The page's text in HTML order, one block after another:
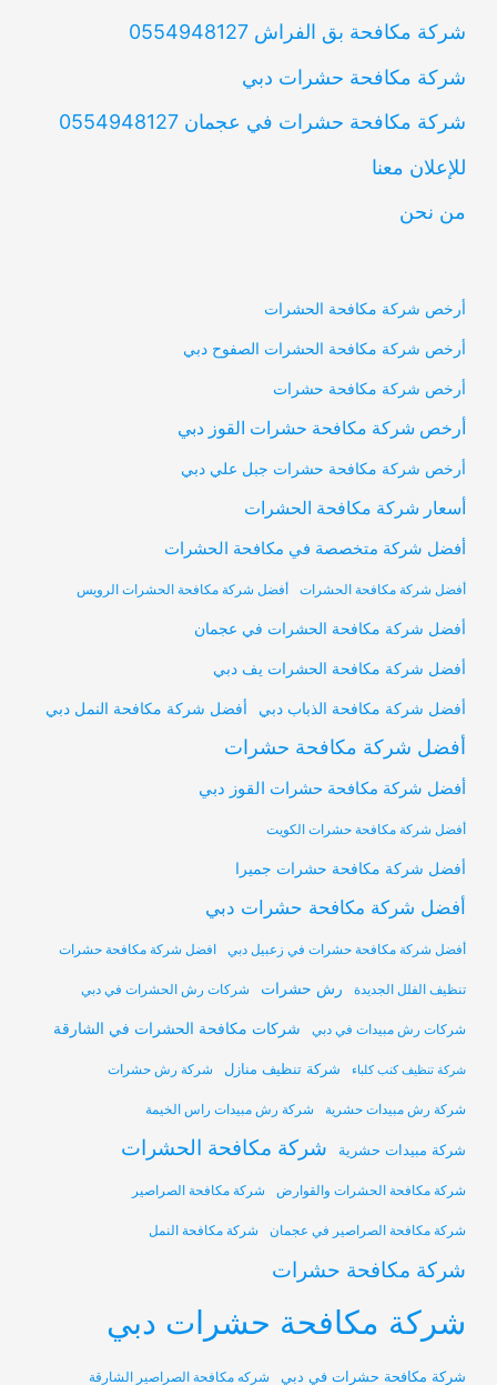
شركة مكافحة بق الفراش 0554948127
شركة مكافحة حشرات دبي
شركة مكافحة حشرات في عجمان 0554948127
للإعلان معنا
من نحن
أرخص شركة مكافحة الحشرات
أرخص شركة مكافحة الحشرات الصفوح دبي
أرخص شركة مكافحة حشرات
أرخص شركة مكافحة حشرات القوز دبي
أرخص شركة مكافحة حشرات جبل علي دبي
أسعار شركة مكافحة الحشرات
أفضل شركة متخصصة في مكافحة الحشرات
أفضل شركة مكافحة الحشرات أفضل شركة مكافحة الحشرات الرويس
أفضل شركة مكافحة الحشرات في عجمان
أفضل شركة مكافحة الحشرات يف دبي
أفضل شركة مكافحة الذباب دبي أفضل شركة مكافحة النمل دبي
أفضل شركة مكافحة حشرات
أفضل شركة مكافحة حشرات القوز دبي
أفضل شركة مكافحة حشرات الكويت
أفضل شركة مكافحة حشرات جميرا
أفضل شركة مكافحة حشرات دبي
أفضل شركة مكافحة حشرات في زعبيل دبي افضل شركة مكافحة حشرات
تنظيف الفلل الجديدة رش حشرات شركات رش الحشرات في دبي
شركات رش مبيدات في دبي شركات مكافحة الحشرات في الشارقة
شركة تنظيف كنب كلباء شركة تنظيف منازل شركة رش حشرات
شركة رش مبيدات حشرية شركة رش مبيدات راس الخيمة
شركة مبيدات حشرية شركة مكافحة الحشرات
شركة مكافحة الحشرات والقوارض شركة مكافحة الصراصير
شركة مكافحة الصراصير في عجمان شركة مكافحة النمل
شركة مكافحة حشرات
شركة مكافحة حشرات دبي
شركة مكافحة حشرات في دبي شركه مكافحة الصراصير الشارقة